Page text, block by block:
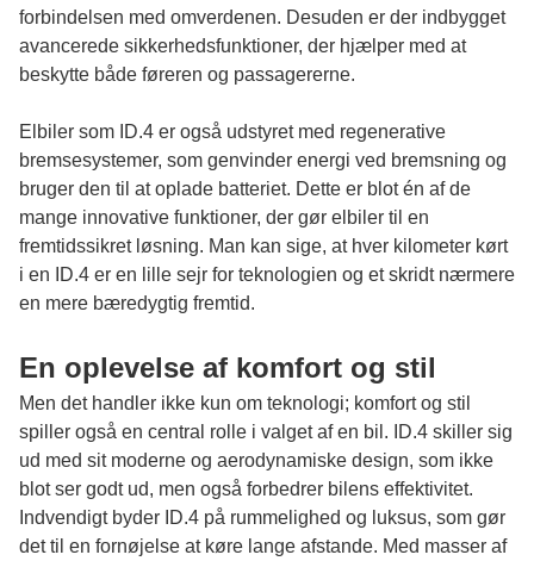
forbindelsen med omverdenen. Desuden er der indbygget
avancerede sikkerhedsfunktioner, der hjælper med at
beskytte både føreren og passagererne.
Elbiler som ID.4 er også udstyret med regenerative
bremsesystemer, som genvinder energi ved bremsning og
bruger den til at oplade batteriet. Dette er blot én af de
mange innovative funktioner, der gør elbiler til en
fremtidssikret løsning. Man kan sige, at hver kilometer kørt
i en ID.4 er en lille sejr for teknologien og et skridt nærmere
en mere bæredygtig fremtid.
En oplevelse af komfort og stil
Men det handler ikke kun om teknologi; komfort og stil
spiller også en central rolle i valget af en bil. ID.4 skiller sig
ud med sit moderne og aerodynamiske design, som ikke
blot ser godt ud, men også forbedrer bilens effektivitet.
Indvendigt byder ID.4 på rummelighed og luksus, som gør
det til en fornøjelse at køre lange afstande. Med masser af